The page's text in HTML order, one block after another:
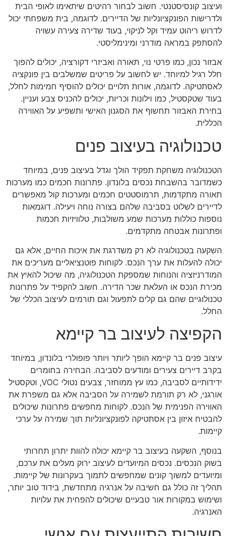
ועיצוב קונסיסטנטי. חשוב לבחור רהיטים שיתאימו לאופי הבית
ולדרישות הפונקציונליות של הדיירים. לדוגמה, בית משפחתי יכול
לדרוש ריהוט עמיד וקל לניקוי, בעוד שדירה צעירה עשויה
להסתפק במראה מודרני ומינימליסטי.
אבזור נכון, כמו פרטי נוי, תאורה ואביזרי דקורציה, יכולים להפוך
חלל רגיל למיוחד. יש לחשוב על פריטים שמשלבים בין פונקציה
לאסתטיקה. לדוגמה, אורות תלויים יכולים להוסיף חמימות לחלל,
בעוד שטקסטיל, כמו וילונות וכריות, יכולים להכניס צבע ועניין.
בחירת האבזור תחשוף את הסגנון האישי ותשפיע על האווירה
הכללית.
טכנולוגיה בעיצוב פנים
הטכנולוגיה משחקת תפקיד הולך וגדל בעיצוב פנים, במיוחד
כשמדובר בהשבחת נכסים בלונדון. פתרונות חכמים כמו מערכות
תאורה מתקדמות, תרמוסטטים חכמים ומערכות קול מאפשרים
לדיירים לשלוט בסביבה שלהם בצורה נוחה ויעילה. דוגמאות
נוספות כוללות מערכות שמע משולבות, טלוויזיות חכמות
ופתרונות אבטחה מתקדמים.
השקעה בטכנולוגיה לא רק משדרגת את איכות החיים, אלא גם
יכולה להעלות את ערך הנכס. לקוחות פוטנציאליים מעריכים את
המודרניזציה והנוחות שמספקת הטכנולוגיה, מה שיכול להאיץ את
מכירת הנכס או העלאת שכר הדירה. חשוב להקפיד על פתרונות
טכנולוגיים שהם גם קלים לתפעול וגם תורמים לעיצוב הכללי של
החלל.
הקפיצה לעיצוב בר קיימא
עיצוב פנים בר קיימא הופך ליותר ויותר פופולרי בלונדון, במיוחד
בקרב דיירים צעירים ומודעים לסביבה. הבחירה בחומרים
ידידותיים לסביבה, כמו עץ ממוחזר, צבעים נטולי VOC, וטקסטיל
אורגני, לא רק תורמת לשמירה על הסביבה אלא גם משפרת את
האווירה הפנימית של הנכס. לקוחות מחפשים פתרונות שיכולים
להבטיח איזון בין אסתטיקה לפונקציונליות תוך שמירה על ערכי
קיימות.
בנוסף, השקעה בעיצוב בר קיימא יכולה להוות יתרון תחרותי
בשוק הנכסים. נכסים המיועדים לעיצוב ירוק מעלים את ערכם,
ומיועדים למשוך קונים שמחפשים לתמוך בעקרונות של קיימות.
תהליך זה כולל גם חשיבה על אנרגיה מתחדשת, בידוד טוב יותר,
ושימוש במקורות אור טבעיים שיכולים להפחית את עלויות
האנרגיה.